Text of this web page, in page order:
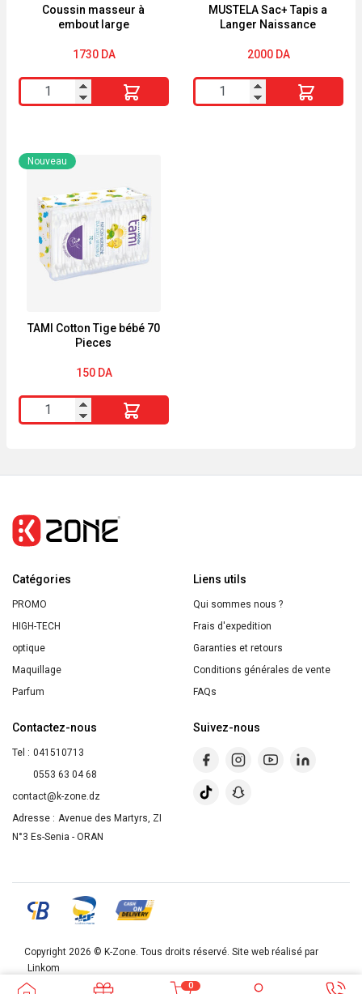
0
dessin
plastique
Coussin masseur à
embout large
1730 DA
quantité
de
masseur
à
embout
large
MUSTELA Sac+ Tapis a
Langer Naissance
2000 DA
quantité
de
TAMI Cotton Tige bébé 70
Pieces
Nouveau
150 DA
quantité
de
bébé
70
Catégories
PROMO
HIGH-TECH
optique
Maquillage
Parfum
Liens utils
Qui sommes nous ?
Frais d'expedition
Garanties et retours
Conditions générales de vente
FAQs
Contactez-nous
Tel : 041510713
0553 63 04 68
contact@k-zone.dz
Adresse : Avenue des Martyrs, ZI
N°3 Es-Senia - ORAN
Suivez-nous
Copyright 2026 © K-Zone . Tous droits réservé. Site web réalisé par
Linkom